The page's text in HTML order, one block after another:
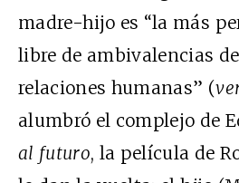
madre-hijo es “la más
libre de ambivalencias
relaciones humanas” (
alumbró el complejo de
al futuro, la película de